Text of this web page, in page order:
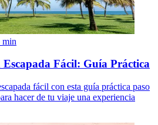
min
Fácil: Guía Práctica
fácil con esta guía práctica paso
hacer de tu viaje una experiencia